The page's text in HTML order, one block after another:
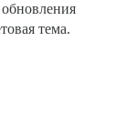
тема.